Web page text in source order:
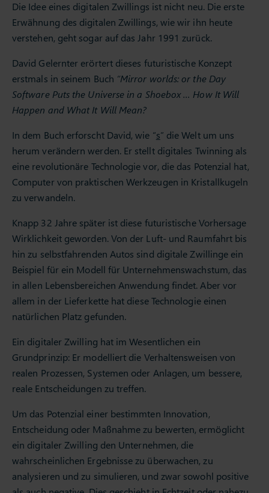
Die Idee eines digitalen Zwillings ist nicht neu. Die erste
Erwähnung des digitalen Zwillings, wie wir ihn heute
verstehen, geht sogar auf das Jahr 1991 zurück.
David Gelernter erörtert dieses futuristische Konzept
erstmals in seinem Buch “Mirror worlds: or the Day
Software Puts the Universe in a Shoebox … How It Will
Happen and What It Will Mean?
In dem Buch erforscht David, wie “s” die Welt um uns
herum verändern werden. Er stellt digitales Twinning als
eine revolutionäre Technologie vor, die das Potenzial hat,
Computer von praktischen Werkzeugen in Kristallkugeln
zu verwandeln.
Knapp 32 Jahre später ist diese futuristische Vorhersage
Wirklichkeit geworden. Von der Luft- und Raumfahrt bis
hin zu selbstfahrenden Autos sind digitale Zwillinge ein
Beispiel für ein Modell für Unternehmenswachstum, das
in allen Lebensbereichen Anwendung findet. Aber vor
allem in der Lieferkette hat diese Technologie einen
natürlichen Platz gefunden.
Ein digitaler Zwilling hat im Wesentlichen ein
Grundprinzip: Er modelliert die Verhaltensweisen von
realen Prozessen, Systemen oder Anlagen, um bessere,
reale Entscheidungen zu treffen.
Um das Potenzial einer bestimmten Innovation,
Entscheidung oder Maßnahme zu bewerten, ermöglicht
ein digitaler Zwilling den Unternehmen, die
wahrscheinlichen Ergebnisse zu überwachen, zu
analysieren und zu simulieren, und zwar sowohl positive